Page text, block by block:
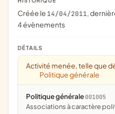
Créée le 14/04/2011,
4 évènements
DÉTAILS
Activité menée, telle que
Politique générale
Politique générale 001005
associations à caractère